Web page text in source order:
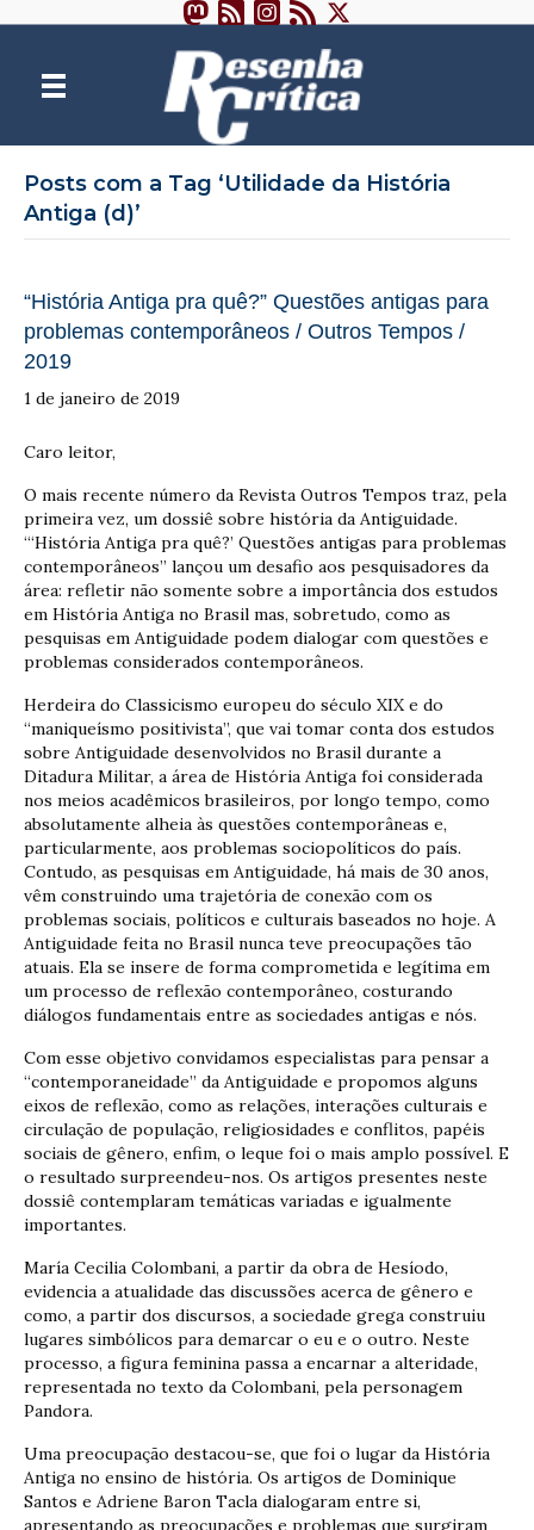
Posts com a Tag ‘Utilidade da História
Antiga (d)’
“História Antiga pra quê?” Questões antigas para
problemas contemporâneos / Outros Tempos /
2019
1 de janeiro de 2019
Caro leitor,
O mais recente número da Revista Outros Tempos traz, pela
primeira vez, um dossiê sobre história da Antiguidade.
“‘História Antiga pra quê?’ Questões antigas para problemas
contemporâneos” lançou um desafio aos pesquisadores da
área: refletir não somente sobre a importância dos estudos
em História Antiga no Brasil mas, sobretudo, como as
pesquisas em Antiguidade podem dialogar com questões e
problemas considerados contemporâneos.
Herdeira do Classicismo europeu do século XIX e do
“maniqueísmo positivista”, que vai tomar conta dos estudos
sobre Antiguidade desenvolvidos no Brasil durante a
Ditadura Militar, a área de História Antiga foi considerada
nos meios acadêmicos brasileiros, por longo tempo, como
absolutamente alheia às questões contemporâneas e,
particularmente, aos problemas sociopolíticos do país.
Contudo, as pesquisas em Antiguidade, há mais de 30 anos,
vêm construindo uma trajetória de conexão com os
problemas sociais, políticos e culturais baseados no hoje. A
Antiguidade feita no Brasil nunca teve preocupações tão
atuais. Ela se insere de forma comprometida e legítima em
um processo de reflexão contemporâneo, costurando
diálogos fundamentais entre as sociedades antigas e nós.
Com esse objetivo convidamos especialistas para pensar a
“contemporaneidade” da Antiguidade e propomos alguns
eixos de reflexão, como as relações, interações culturais e
circulação de população, religiosidades e conflitos, papéis
sociais de gênero, enfim, o leque foi o mais amplo possível. E
o resultado surpreendeu-nos. Os artigos presentes neste
dossiê contemplaram temáticas variadas e igualmente
importantes.
María Cecilia Colombani, a partir da obra de Hesíodo,
evidencia a atualidade das discussões acerca de gênero e
como, a partir dos discursos, a sociedade grega construiu
lugares simbólicos para demarcar o eu e o outro. Neste
processo, a figura feminina passa a encarnar a alteridade,
representada no texto da Colombani, pela personagem
Pandora.
Uma preocupação destacou-se, que foi o lugar da História
Antiga no ensino de história. Os artigos de Dominique
Santos e Adriene Baron Tacla dialogaram entre si,
apresentando as preocupações e problemas que surgiram